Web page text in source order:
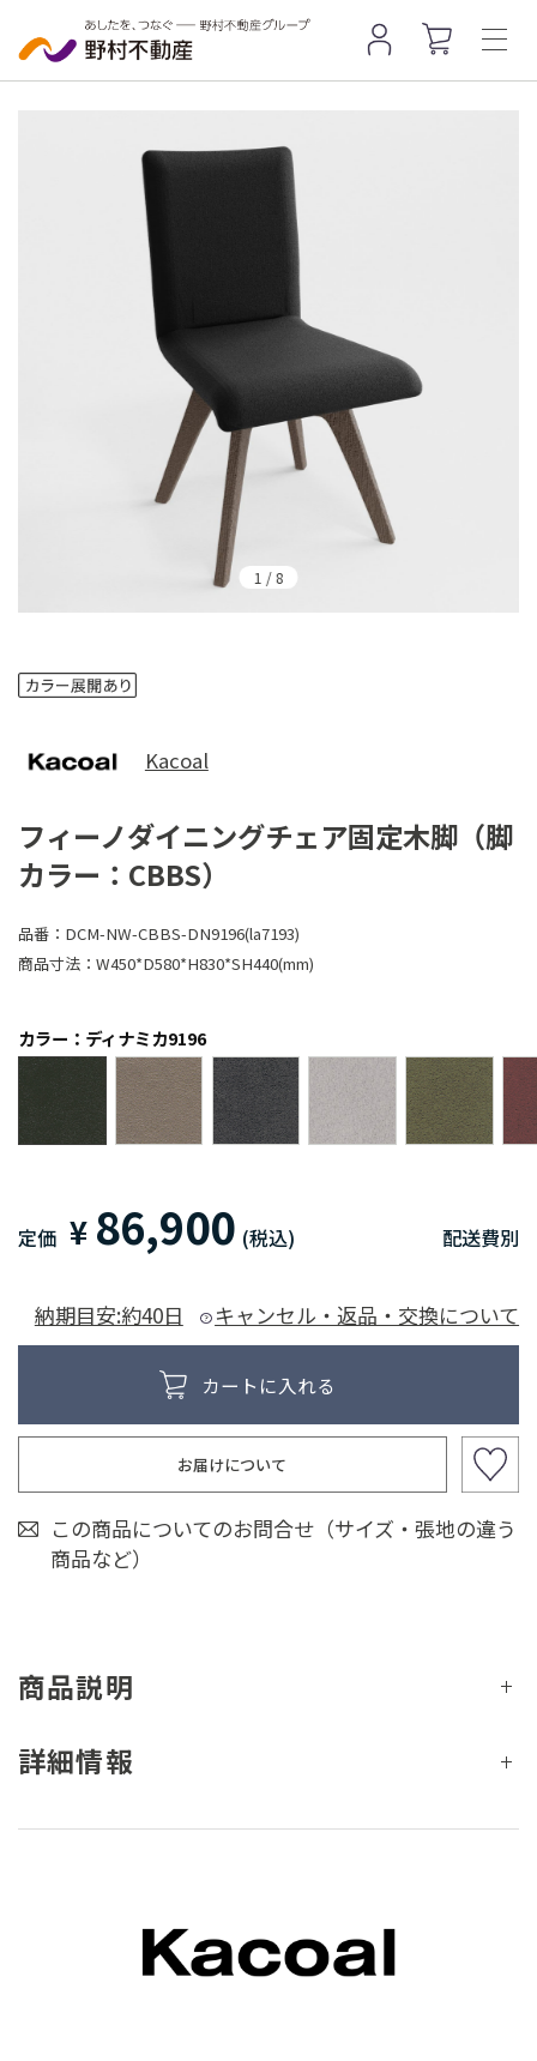
1 /8
Kacoal
フィーノダイニングチェア固定木脚（脚
カラー：CBBS）
品番： DCM-NW-CBBS-DN9196(la7193)
商品寸法： W450*D580*H830*SH440(mm)
カラー：ディナミカ9196
定価 ¥ 86,900 (税込) 配送費別
納期目安:約40日 キャンセル・返品・交換について
お届けについて
この商品についてのお問合せ（サイズ・張地の違う
商品など）
商品説明
詳細情報